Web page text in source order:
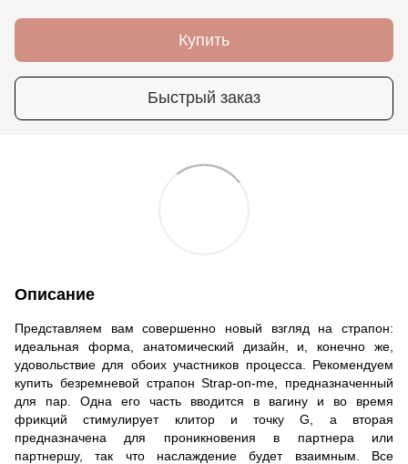
Купить
Быстрый заказ
Описание
Представляем вам совершенно новый взгляд на страпон:
идеальная форма, анатомический дизайн, и, конечно же,
удовольствие для обоих участников процесса. Рекомендуем
купить безремневой страпон Strap-on-me, предназначенный
для пар. Одна его часть вводится в вагину и во время
фрикций стимулирует клитор и точку G, а вторая
предназначена для проникновения в партнера или
партнершу, так что наслаждение будет взаимным. Все